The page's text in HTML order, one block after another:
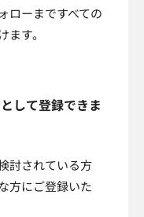
ローまですべての
す。
して登録できま
討されている方
方にご登録いた